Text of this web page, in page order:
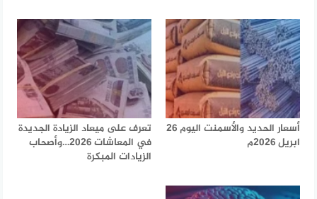
أسعار الحديد والأسمنت اليوم 26
ابريل 2026م
تعرف على ميعاد الزيادة الجديدة
في المعاشات 2026…وأصحاب
الزيادات المبكرة